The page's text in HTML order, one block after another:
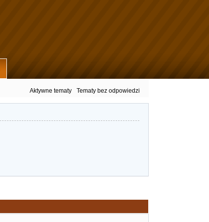
Aktywne tematy Tematy bez odpowiedzi